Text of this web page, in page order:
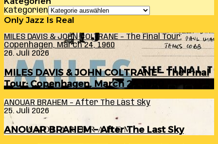
Kategorien
Only Jazz Is Real
MILES DAVIS & JOHN COLTRANE – The Final Tour:
Copenhagen, March 24, 1960
26. Juli 2026
MILES DAVIS & JOHN COLTRANE – The Final
Tour: Copenhagen, March 24, 1960
ANOUAR BRAHEM – After The Last Sky
25. Juli 2026
ANOUAR BRAHEM – After The Last Sky